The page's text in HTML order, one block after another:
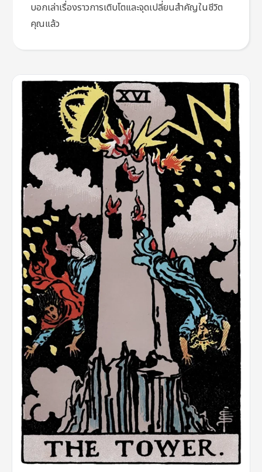
บอกเล่าเรื่องราวการเติบโตและจุดเปลี่ยนสำคัญในชีวิต
คุณแล้ว